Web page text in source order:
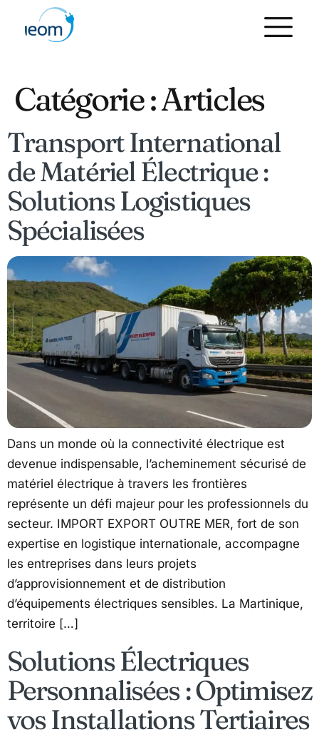
Catégorie :Articles
Transport International
de Matériel Électrique :
Solutions Logistiques
Spécialisées
Dans un monde où la connectivité électrique est
devenue indispensable, l’acheminement sécurisé de
matériel électrique à travers les frontières
représente un défi majeur pour les professionnels du
secteur. IMPORT EXPORT OUTRE MER, fort de son
expertise en logistique internationale, accompagne
les entreprises dans leurs projets
d’approvisionnement et de distribution
d’équipements électriques sensibles. La Martinique,
territoire […]
Solutions Électriques
Personnalisées : Optimisez
vos Installations Tertiaires